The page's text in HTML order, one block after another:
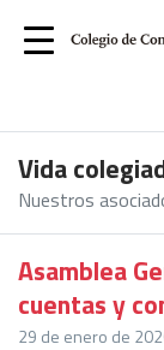
Vida
Nuestros
Asamblea
cuentas y
29 de enero de